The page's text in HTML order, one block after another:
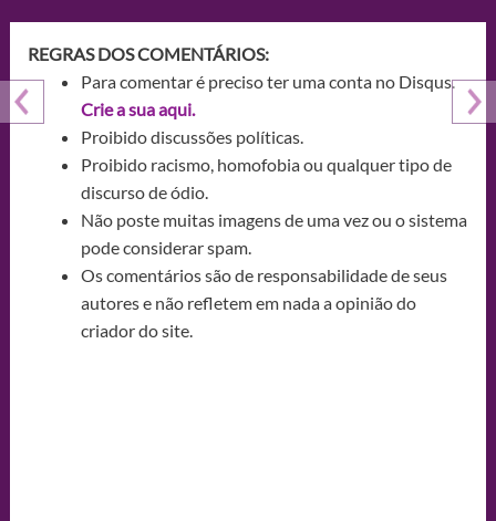
REGRAS DOS COMENTÁRIOS:
Para comentar é preciso ter uma conta no Disqus.
Crie a sua aqui.
Proibido discussões políticas.
Proibido racismo, homofobia ou qualquer tipo de
discurso de ódio.
Não poste muitas imagens de uma vez ou o sistema
pode considerar spam.
Os comentários são de responsabilidade de seus
autores e não refletem em nada a opinião do
criador do site.